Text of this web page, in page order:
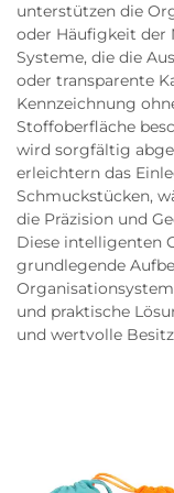
unterstützen die
oder Häufigkeit der
Systeme, die die
oder transparente
Kennzeichnung
Stoffoberfläche
wird sorgfältig
erleichtern das
Schmuckstücken,
die Präzision und
Diese intelligenten
grundlegende
und praktische
und wertvolle